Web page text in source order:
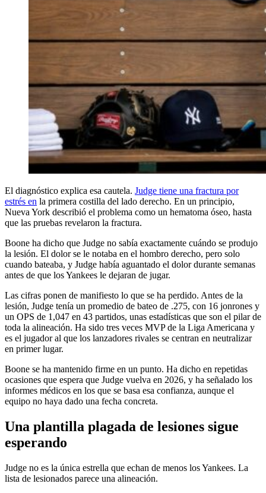
El diagnóstico explica esa cautela. Judge tiene una fractura por
estrés en la primera costilla del lado derecho. En un principio,
Nueva York describió el problema como un hematoma óseo, hasta
que las pruebas revelaron la fractura.
Boone ha dicho que Judge no sabía exactamente cuándo se produjo
la lesión. El dolor se le notaba en el hombro derecho, pero solo
cuando bateaba, y Judge había aguantado el dolor durante semanas
antes de que los Yankees le dejaran de jugar.
Las cifras ponen de manifiesto lo que se ha perdido. Antes de la
lesión, Judge tenía un promedio de bateo de .275, con 16 jonrones y
un OPS de 1,047 en 43 partidos, unas estadísticas que son el pilar de
toda la alineación. Ha sido tres veces MVP de la Liga Americana y
es el jugador al que los lanzadores rivales se centran en neutralizar
en primer lugar.
Boone se ha mantenido firme en un punto. Ha dicho en repetidas
ocasiones que espera que Judge vuelva en 2026, y ha señalado los
informes médicos en los que se basa esa confianza, aunque el
equipo no haya dado una fecha concreta.
Una plantilla plagada de lesiones sigue
esperando
Judge no es la única estrella que echan de menos los Yankees. La
lista de lesionados parece una alineación.